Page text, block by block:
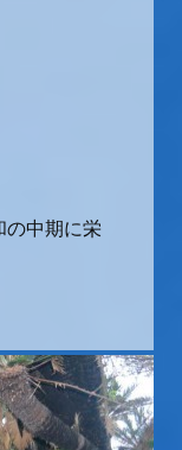
の中期に栄